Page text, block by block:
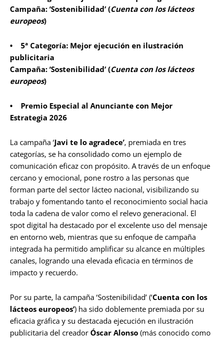
Campaña: ‘Sostenibilidad’ (Cuenta con los lácteos
europeos)
• 5ª Categoría: Mejor ejecución en ilustración
publicitaria
Campaña: ‘Sostenibilidad’ (Cuenta con los lácteos
europeos)
• Premio Especial al Anunciante con Mejor
Estrategia 2026
La campaña ‘Javi te lo agradece’, premiada en tres
categorías, se ha consolidado como un ejemplo de
comunicación eficaz con propósito. A través de un enfoque
cercano y emocional, pone rostro a las personas que
forman parte del sector lácteo nacional, visibilizando su
trabajo y fomentando tanto el reconocimiento social hacia
toda la cadena de valor como el relevo generacional. El
spot digital ha destacado por el excelente uso del mensaje
en entorno web, mientras que su enfoque de campaña
integrada ha permitido amplificar su alcance en múltiples
canales, logrando una elevada eficacia en términos de
impacto y recuerdo.
Por su parte, la campaña ‘Sostenibilidad’ (‘Cuenta con los
lácteos europeos’) ha sido doblemente premiada por su
eficacia gráfica y su destacada ejecución en ilustración
publicitaria del creador Óscar Alonso (más conocido como